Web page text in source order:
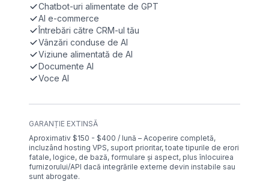
Chatbot-uri alimentate de GPT
AI e-commerce
Întrebări către CRM-ul tău
Vânzări conduse de AI
Viziune alimentată de AI
Documente AI
Voce AI
GARANȚIE EXTINSĂ
Aproximativ $150 - $400 / lună – Acoperire completă,
incluzând hosting VPS, suport prioritar, toate tipurile de erori
fatale, logice, de bază, formulare și aspect, plus înlocuirea
furnizorului/API dacă integrările externe devin instabile sau
sunt abrogate.